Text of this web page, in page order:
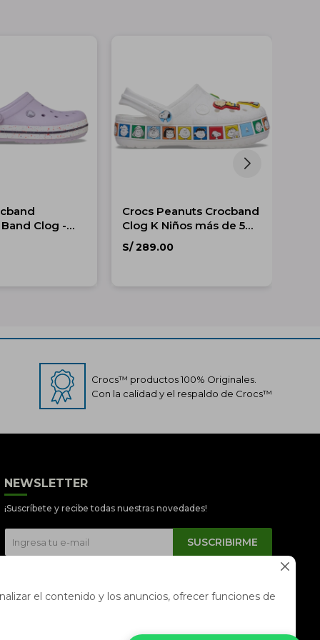

el contenido y los anuncios, ofrecer funciones de
📍 Seguimiento de mi pedido en
tiempo real
Clog -
Crocs Peanuts Crocband
Clog K Niños más de 5
años
S/ 289.00
Crocs™ productos 100% Originales.
Con la calidad y el respaldo de Crocs™
NEWSLETTER
¡Suscríbete y recibe todas nuestras novedades!
SUSCRIBIRME